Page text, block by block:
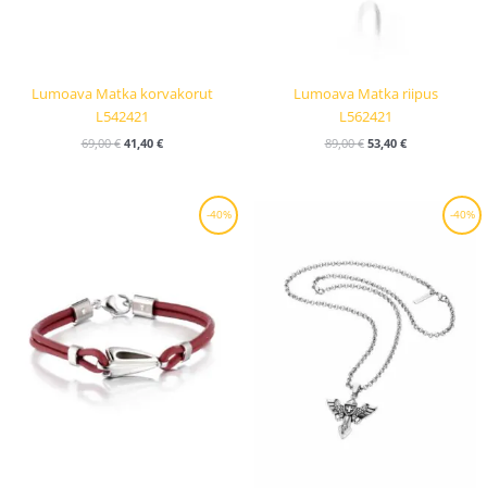
Lumoava Matka korvakorut
L542421
69,00€ 41,40 €
Lumoava Matka riipus
L562421
89,00€ 53,40 €
-40%
Alkuperäinen
Nykyinen
hinta
-40%
Alkuperäinen
Nykyinen